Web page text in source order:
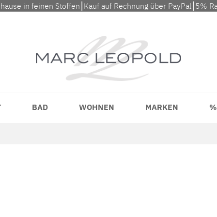
in feinen Stoffen⎮Kauf auf Rechnung über PayPal⎮5%
BAD WOHNEN MARKEN